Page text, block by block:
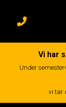
innehåll
Vi har
Under
vi tar